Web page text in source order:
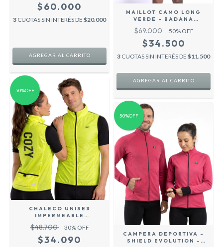
$60.000
3 CUOTAS SIN INTERÉS DE $20.000
AGREGAR AL CARRITO
MAILLOT CAMO LONG
VERDE - BADANA
$69.000 50% OFF
$34.500
3 CUOTAS SIN INTERÉS DE $11.500
AGREGAR AL CARRITO
50%OFF
CHALECO UNISEX
IMPERMEABLE
ULTRALIGERO FLUO -
COZY SPORT
$48.700 30% OFF
$34.090
50%OFF
CAMPERA DEPORTIVA -
SHIELD EVOLUTION -